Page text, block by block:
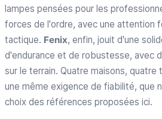
lampes pensées pour les
forces de l'ordre, avec une attention
tactique. Fenix, enfin, jouit d'une
d'endurance et de robustesse, avec
sur le terrain. Quatre maisons,
une même exigence de fiabilité, que
choix des références proposées ici.